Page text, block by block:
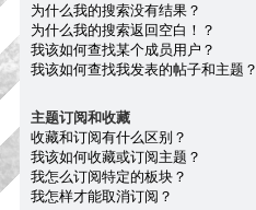
为什么我的搜索没有结果？
为什么我的搜索返回空白！？
我该如何查找某个成员用户？
我该如何查找我发表的帖子和主题？
主题订阅和收藏
收藏和订阅有什么区别？
我该如何收藏或订阅主题？
我怎么订阅特定的板块？
我怎样才能取消订阅？